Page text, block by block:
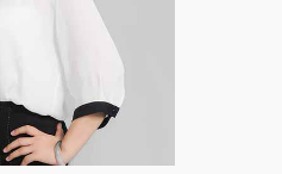
领域
责任
研究院